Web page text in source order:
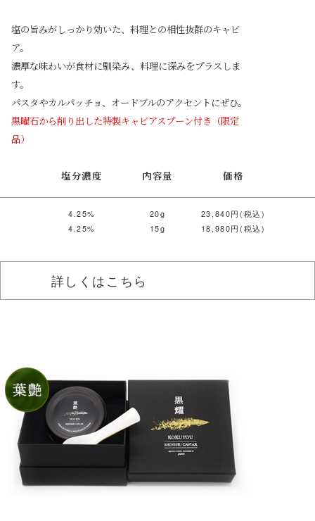
塩の旨みがしっかり効いた、料理との相性抜群のキャビ
ア。
濃厚な味わいが食材に馴染み、料理に深みをプラスしま
す。
パスタやカルパッチョ、オードブルのアクセントにぜひ。
黒曜石から削り出した特製キャビアスプーン付き（限定
品）
塩分濃度
4.25%
4.25%
内容量
20g
15g
価格
23,840円(税込)
18,980円(税込)
詳しくはこちら